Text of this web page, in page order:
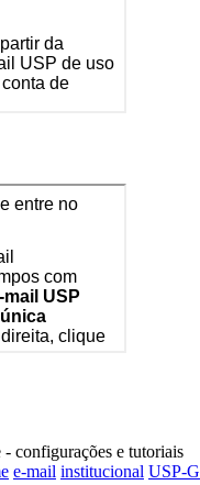
configurações e tutoriais
e-mail institucional USP-G